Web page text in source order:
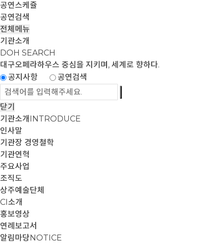
공연스케쥴
공연검색
전체메뉴
기관소개
DOH SEARCH
대구오페라하우스 중심을 지키며, 세계로 향하다.
공지사항
공연검색
닫기
기관소개 INTRODUCE
인사말
기관장 경영철학
기관연혁
주요사업
조직도
상주예술단체
CI소개
홍보영상
연례보고서
알림마당NOTICE